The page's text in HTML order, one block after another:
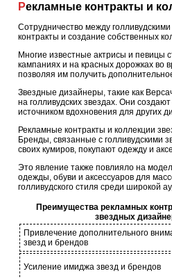
Рекламные контракты и
Сотрудничество между
контракты и создание собственных
Многие известные актрисы и певицы
кампаниях и на красных дорожках во
позволяя им получить
Звездные дизайнеры, такие как
на голливудских звездах. Они
источником вдохновения для других
Рекламные контракты и коллекции
Бренды, связанные с голливудскими
своих кумиров, покупают одежду и
Это явление также повлияло на
одежды, обуви и аксессуаров для
голливудского стиля среди широкой
Преимущества рекламных
звездных
Привлечение дополнительного
звезд и брендов
Усиление имиджа звезд и брендов